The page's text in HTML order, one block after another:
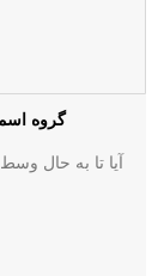
گروه
آیا تا به حال